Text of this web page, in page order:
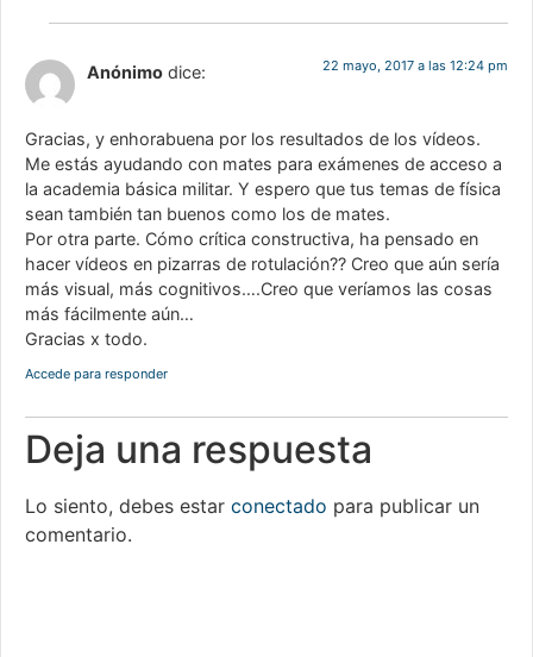
Anónimo dice: 22 mayo, 2017 a las 12:24 pm
Gracias, y enhorabuena por los resultados de los vídeos.
Me estás ayudando con mates para exámenes de acceso a
la academia básica militar. Y espero que tus temas de física
sean también tan buenos como los de mates.
Por otra parte. Cómo crítica constructiva, ha pensado en
hacer vídeos en pizarras de rotulación?? Creo que aún sería
más visual, más cognitivos….Creo que veríamos las cosas
más fácilmente aún…
Gracias x todo.
Accede para responder
Deja una respuesta
Lo siento, debes estar conectado para publicar un
comentario.